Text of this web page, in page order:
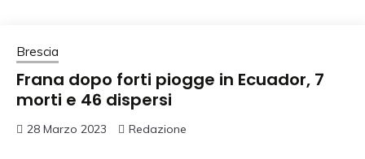
Brescia
Frana dopo forti piogge in Ecuador, 7
morti e 46 dispersi
28 Marzo 2023 Redazione